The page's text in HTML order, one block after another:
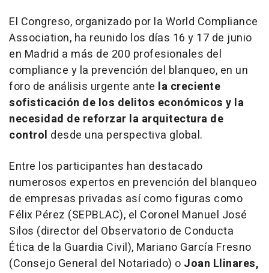
El Congreso, organizado por la World Compliance
Association, ha reunido los días 16 y 17 de junio
en Madrid a más de 200 profesionales del
compliance y la prevención del blanqueo, en un
foro de análisis urgente ante la creciente
sofisticación de los delitos económicos y la
necesidad de reforzar la arquitectura de
control desde una perspectiva global.
Entre los participantes han destacado
numerosos expertos en prevención del blanqueo
de empresas privadas así como figuras como
Félix Pérez (SEPBLAC), el Coronel Manuel José
Silos (director del Observatorio de Conducta
Ética de la Guardia Civil), Mariano García Fresno
(Consejo General del Notariado) o Joan Llinares,